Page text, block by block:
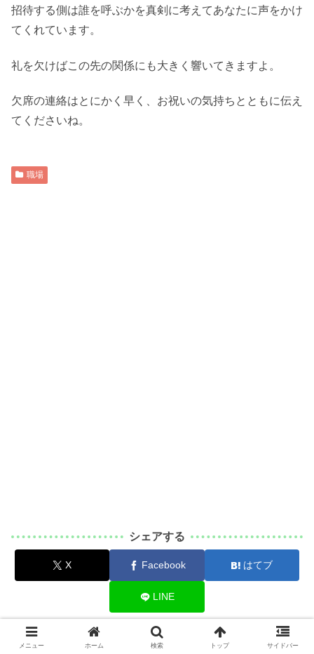
招待する側は誰を呼ぶかを真剣に考えてあなたに声をかけ
てくれています。
礼を欠けばこの先の関係にも大きく響いてきますよ。
欠席の連絡はとにかく早く、お祝いの気持ちとともに伝え
てくださいね。
職場
シェアする
X Facebook はてブ
LINE
なるのーとをフォローする
メニュー ホーム 検索 トップ サイドバー